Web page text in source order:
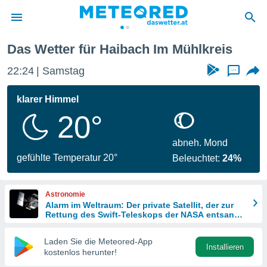
wurde
dass
sind.
diese
Das Wetter für Haibach Im Mühlkreis
22:24 Samstag ...
klarer Himmel
20°
gefühlte Temperatur 20°
abneh. Mond
Beleuchtet:24%
Astronomie
Alarm im Weltraum: Der private Satellit, der zur
Rettung des Swift-Teleskops der NASA entsandt
Laden Sie die Meteored-App
kostenlos herunter!
Installieren